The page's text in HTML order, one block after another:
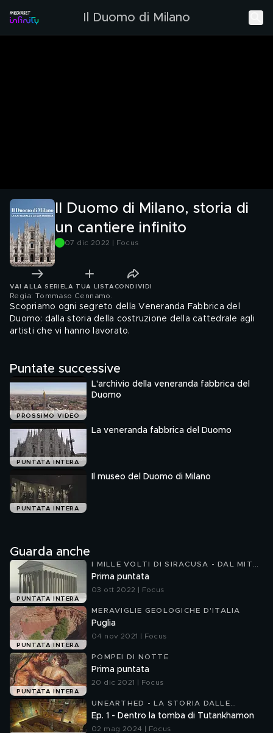
Il Duomo di Milano
Il Duomo di Milano, storia di
un cantiere infinito
07 dic 2022 | Focus
VAI ALLA SERIE LA TUA LISTA CONDIVIDI
Regia: Tommaso Cennamo
Scopriamo ogni segreto della Veneranda Fabbrica del
Duomo: dalla storia della costruzione della cattedrale agli
artisti che vi hanno lavorato.
Puntate successive
PROSSIMO VIDEO
L'archivio della veneranda fabbrica del
Duomo
PUNTATA INTERA
La veneranda fabbrica del Duomo
PUNTATA INTERA
Il museo del Duomo di Milano
Guarda anche
PUNTATA INTERA
I MILLE VOLTI DI SIRACUSA - DAL MITO
ALLA STORIA
Prima puntata
03 ott 2022 | Focus
PUNTATA INTERA
MERAVIGLIE GEOLOGICHE D'ITALIA
Puglia
04 nov 2021 | Focus
PUNTATA INTERA
POMPEI DI NOTTE
Prima puntata
20 dic 2021 | Focus
UNEARTHED - LA STORIA DALLE
FONDAMENTA 2
Ep. 1 - Dentro la tomba di Tutankhamon
02 mag 2024 | Focus